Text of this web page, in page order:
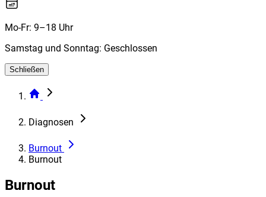
Mo-Fr: 9–18 Uhr
Samstag und Sonntag: Geschlossen
Schließen
Diagnosen
Burnout
Burnout
Burnout